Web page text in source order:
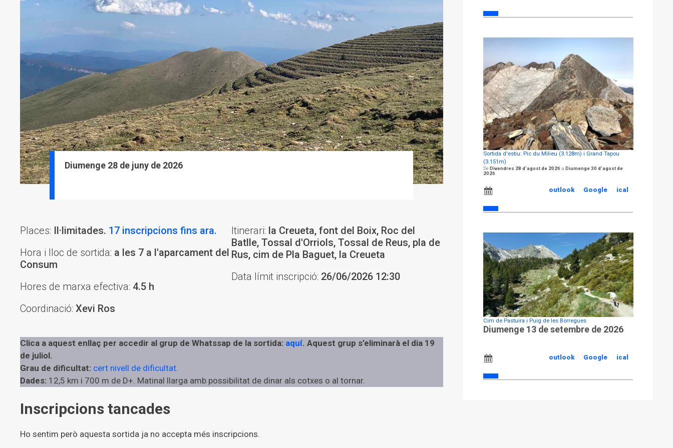
Diumenge 28 de juny de 2026
Places: Il·limitades. 17 inscripcions fins ara.
Hora i lloc de sortida: a les 7 a l'aparcament del
Consum
Hores de marxa efectiva: 4.5 h
Coordinació: Xevi Ros
Itinerari: la Creueta, font del Boix, Roc del
Batlle, Tossal d'Orriols, Tossal de Reus, pla de
Rus, cim de Pla Baguet, la Creueta
Data límit inscripció: 26/06/2026 12:30
Clica a aquest enllaç per accedir al grup de Whatssap de la sortida: aquí. Aquest grup s’eliminarà el dia 19
de juliol.
Grau de dificultat: cert nivell de dificultat.
Dades: 12,5 km i 700 m de D+. Matinal llarga amb possibilitat de dinar als cotxes o al tornar.
Inscripcions tancades
Ho sentim però aquesta sortida ja no accepta més inscripcions.
Sortida d'estiu: Pic du Milieu (3.128m) i Grand Tapou
(3.151m)
Divendres 28 d'agost de 2026
Diumenge 30 d'agost de
2026
ical
Google
outlook
Cim de Pastuira i Puig de les Borregues
Diumenge 13 de setembre de 2026
ical
Google
outlook